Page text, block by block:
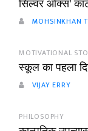
सिल्वर ओक्स'
MOHSINKHAN
MOTIVATIONAL
स्कूल का पहला
VIJAY ERRY
PHILOSOPHY